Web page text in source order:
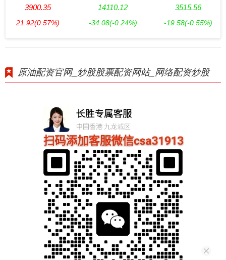
3900.35
21.92(0.57%)
14110.12
-34.08(-0.24%)
3515.56
-19.58(-0.55%)
原油配资官网_炒股股票配资网站_网络配资炒股